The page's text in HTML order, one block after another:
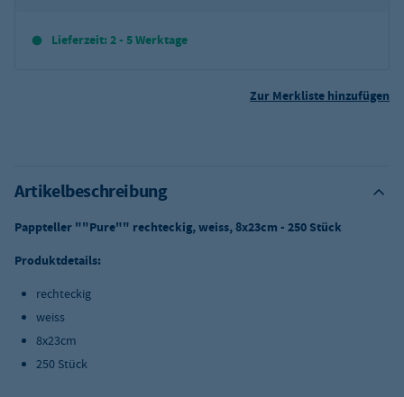
Lieferzeit: 2 - 5 Werktage
Zur Merkliste hinzufügen
Artikelbeschreibung
Pappteller ""Pure"" rechteckig, weiss, 8x23cm - 250 Stück
Produktdetails:
rechteckig
weiss
8x23cm
250 Stück